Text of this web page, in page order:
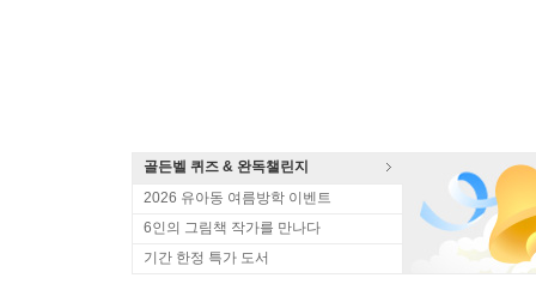
골든벨 퀴즈 & 완독챌린지
2026 유아동 여름방학 이벤트
6인의 그림책 작가를 만나다
기간 한정 특가 도서